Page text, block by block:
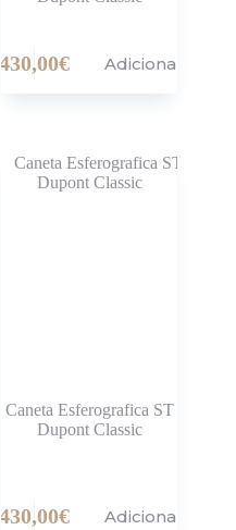
430,00€ Adicionar
Caneta Esferografica ST
Dupont Classic
430,00€ Adicionar